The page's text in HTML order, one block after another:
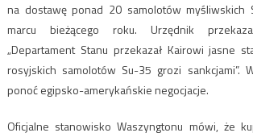
na dostawę ponad 20 samolotów myśliwskich
marcu bieżącego roku. Urzędnik
„Departament Stanu przekazał Kairowi jasne
rosyjskich samolotów Su-35 grozi sankcjami”.
ponoć egipsko-amerykańskie negocjacje.
Oficjalne stanowisko Waszyngtonu mówi, że